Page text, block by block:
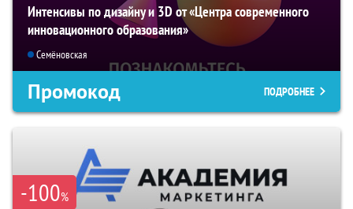
Интенсивы по дизайну и 3D от «Центра современного
инновационного образования»
Семёновская
Промокод ПОДРОБНЕЕ
-100%